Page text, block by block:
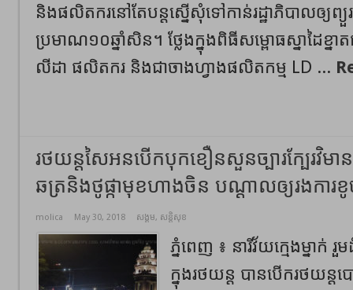
និងផលិតករនៅតែបន្តស្នើសុំទៅកាន់រដ្ឋាភិបាលឲ្យព្
ប្រមាណ១០ឆ្នាំសិន។ ថ្លែងក្នុងពិធីសម្ពោធស្នាដៃខ្
លីដា ផលិតករ និងជាចាងហ្វាងផលិតកម្ម LD ...
រថយន្តសៃអនបើកបុកខឿនសួនច្បារក្បែរវិមា
ឆត្រនិងថូផ្កាមុខហាងចិន បណ្ដាលឲ្យរងការ
molica May 30, 2018 សង្គម, សន្តិសុខ
ភ្នំពេញ ៖ នារីវ័យក្មេងម្នាក់
ក្នុងរថយន្ត បានបើករថយ